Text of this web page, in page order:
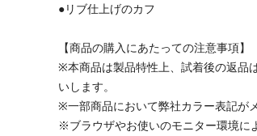
●リブ仕上げのカフ
【商品の購入にあたっての注意事項】
※本商品は製品特性上、試着後の返品
いします。
※一部商品において弊社カラー表記が
※ブラウザやお使いのモニター環境に